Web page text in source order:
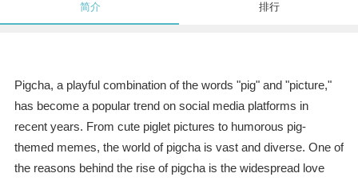
简介 排行
Pigcha, a playful combination of the words "pig" and "picture,"
has become a popular trend on social media platforms in
recent years. From cute piglet pictures to humorous pig-
themed memes, the world of pigcha is vast and diverse. One of
the reasons behind the rise of pigcha is the widespread love